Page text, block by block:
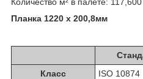
Планка 1220 x 200,8мм
Класс
ISO 10874